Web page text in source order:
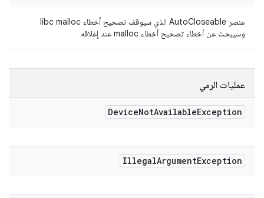
عنصر AutoCloseable الذي سيوقف تصحيح أخطاء libc malloc
وسيبحث عن أخطاء تصحيح أخطاء malloc عند إغلاقه
عمليات الرمي
DeviceNotAvailableException
IllegalArgumentException